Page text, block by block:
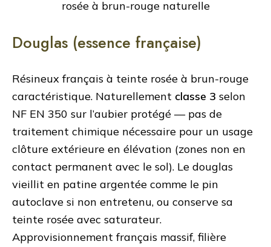
rosée à brun-rouge naturelle
Douglas (essence française)
Résineux français à teinte rosée à brun-rouge
caractéristique. Naturellement classe 3 selon
NF EN 350 sur l’aubier protégé — pas de
traitement chimique nécessaire pour un usage
clôture extérieure en élévation (zones non en
contact permanent avec le sol). Le douglas
vieillit en patine argentée comme le pin
autoclave si non entretenu, ou conserve sa
teinte rosée avec saturateur.
Approvisionnement français massif, filière